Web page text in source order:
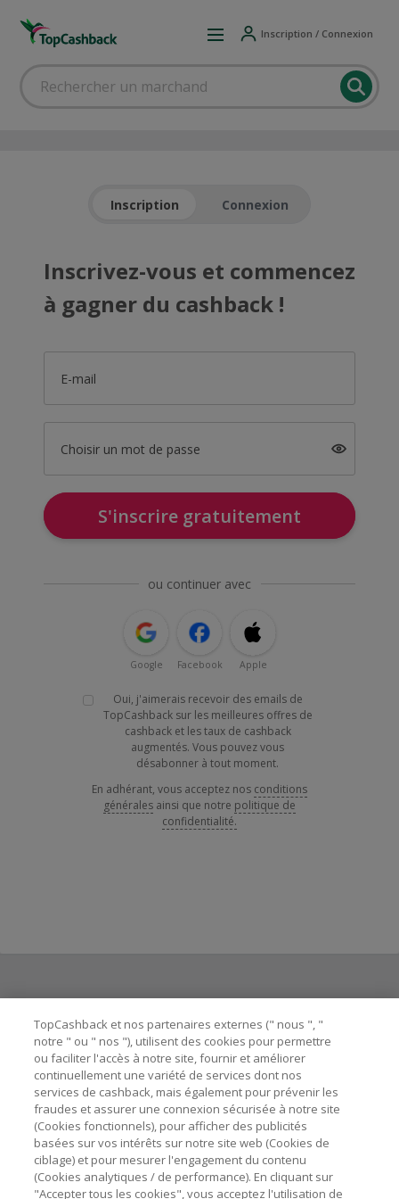
Inscription / Connexion
Inscription Connexion
Inscrivez-vous et commencez
à gagner du cashback !
E-mail
Choisir un mot de passe
S'inscrire gratuitement
ou continuer avec
Google Facebook Apple
Oui, j'aimerais recevoir des emails de
TopCashback sur les meilleures offres de
cashback et les taux de cashback
augmentés. Vous pouvez vous
désabonner à tout moment.
En adhérant, vous acceptez nos conditions
générales ainsi que notre politique de
confidentialité.
Besoin d'aide ?
Astuces pour économiser
A propos de
Contactez-nous
TopCashback et nos partenaires externes (" nous ", "
notre " ou " nos "), utilisent des cookies pour permettre
ou faciliter l'accès à notre site, fournir et améliorer
continuellement une variété de services dont nos
services de cashback, mais également pour prévenir les
fraudes et assurer une connexion sécurisée à notre site
(Cookies fonctionnels), pour afficher des publicités
basées sur vos intérêts sur notre site web (Cookies de
ciblage) et pour mesurer l'engagement du contenu
(Cookies analytiques / de performance). En cliquant sur
"Accepter tous les cookies", vous acceptez l'utilisation de